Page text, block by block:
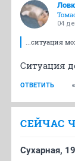
04
...ситуация
Ситуация
ОТВЕТИТЬ
СЕЙЧАС
Сухарная,